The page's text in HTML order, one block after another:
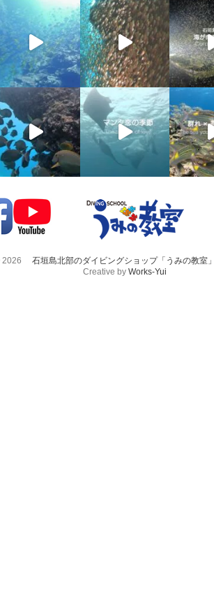
2026
石垣島北部のダイビングショップ「うみの教室
Creative by Works-Yui